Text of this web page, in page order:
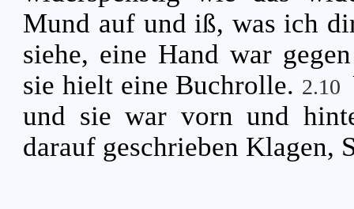
Mund auf und iß, was ich
siehe, eine Hand war
sie hielt eine Buchrolle. 2.10
und sie war vorn und
darauf geschrieben Klagen,